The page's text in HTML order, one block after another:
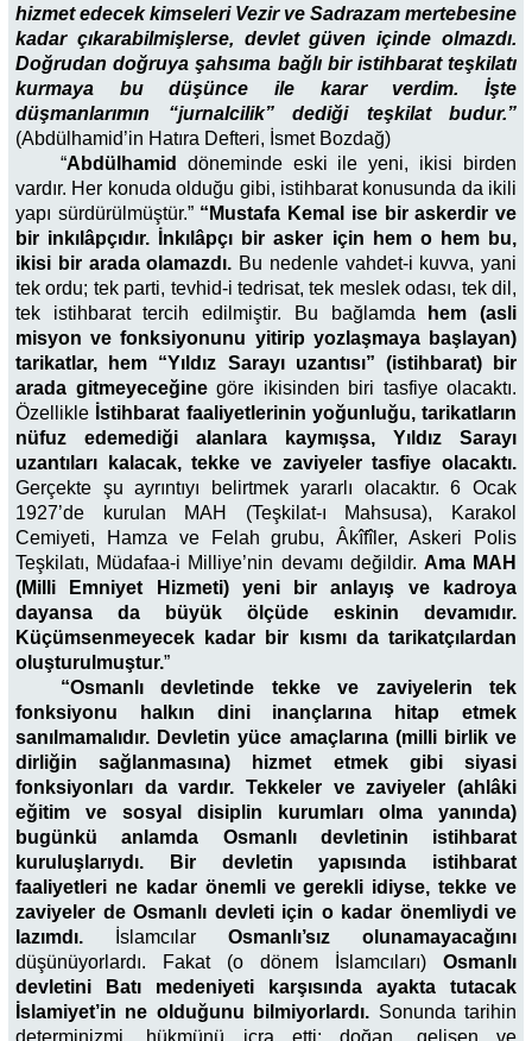
hizmet edecek kimseleri Vezir ve Sadrazam mertebesine
kadar çıkarabilmişlerse, devlet güven içinde olmazdı.
Doğrudan doğruya şahsıma bağlı bir istihbarat teşkilatı
kurmaya bu düşünce ile karar verdim. İşte
düşmanlarımın “jurnalcilik” dediği teşkilat budur.”
(Abdülhamid’in Hatıra Defteri, İsmet Bozdağ)
“Abdülhamid
döneminde eski ile yeni, ikisi birden
vardır. Her konuda olduğu gibi, istihbarat konusunda da ikili
yapı sürdürülmüştür.” “Mustafa Kemal ise bir askerdir ve
bir inkılâpçıdır. İnkılâpçı bir asker için hem o hem bu,
ikisi bir arada olamazdı. Bu nedenle vahdet-i kuvva, yani
tek ordu; tek parti, tevhid-i tedrisat, tek meslek odası, tek dil,
tek istihbarat tercih edilmiştir. Bu bağlamda
hem (asli
misyon ve fonksiyonunu yitirip yozlaşmaya başlayan)
tarikatlar, hem “Yıldız Sarayı uzantısı” (istihbarat) bir
arada gitmeyeceğinegöre ikisinden biri tasfiye olacaktı.
Özellikle İstihbarat faaliyetlerinin yoğunluğu, tarikatların
nüfuz edemediği alanlara kaymışsa, Yıldız Sarayı
uzantıları kalacak, tekke ve zaviyeler tasfiye olacaktı.
Gerçekte şu ayrıntıyı belirtmek yararlı olacaktır. 6 Ocak
1927’de kurulan MAH (Teşkilat-ı Mahsusa), Karakol
Cemiyeti, Hamza ve Felah grubu, Âkîfîler, Askeri Polis
Teşkilatı, Müdafaa-i Milliye’nin devamı değildir. Ama MAH
(Milli Emniyet Hizmeti) yeni bir anlayış ve kadroya
dayansa da büyük ölçüde eskinin devamıdır.
Küçümsenmeyecek kadar bir kısmı da tarikatçılardan
oluşturulmuştur.”
“Osmanlı devletinde tekke ve zaviyelerin tek
fonksiyonu halkın dini inançlarına hitap etmek
sanılmamalıdır. Devletin yüce amaçlarına (milli birlik ve
dirliğin sağlanmasına) hizmet etmek gibi siyasi
fonksiyonları da vardır. Tekkeler ve zaviyeler (ahlâki
eğitim ve sosyal disiplin kurumları olma yanında)
bugünkü anlamda Osmanlı devletinin istihbarat
kuruluşlarıydı. Bir devletin yapısında istihbarat
faaliyetleri ne kadar önemli ve gerekli idiyse, tekke ve
zaviyeler de Osmanlı devleti için o kadar önemliydi ve
lazımdı.
İslamcılar Osmanlı’sız olunamayacağını
düşünüyorlardı. Fakat (o dönem İslamcıları) Osmanlı
devletini Batı medeniyeti karşısında ayakta tutacak
İslamiyet’in ne olduğunu bilmiyorlardı. Sonunda tarihin
determinizmi, hükmünü icra etti; doğan, gelişen ve